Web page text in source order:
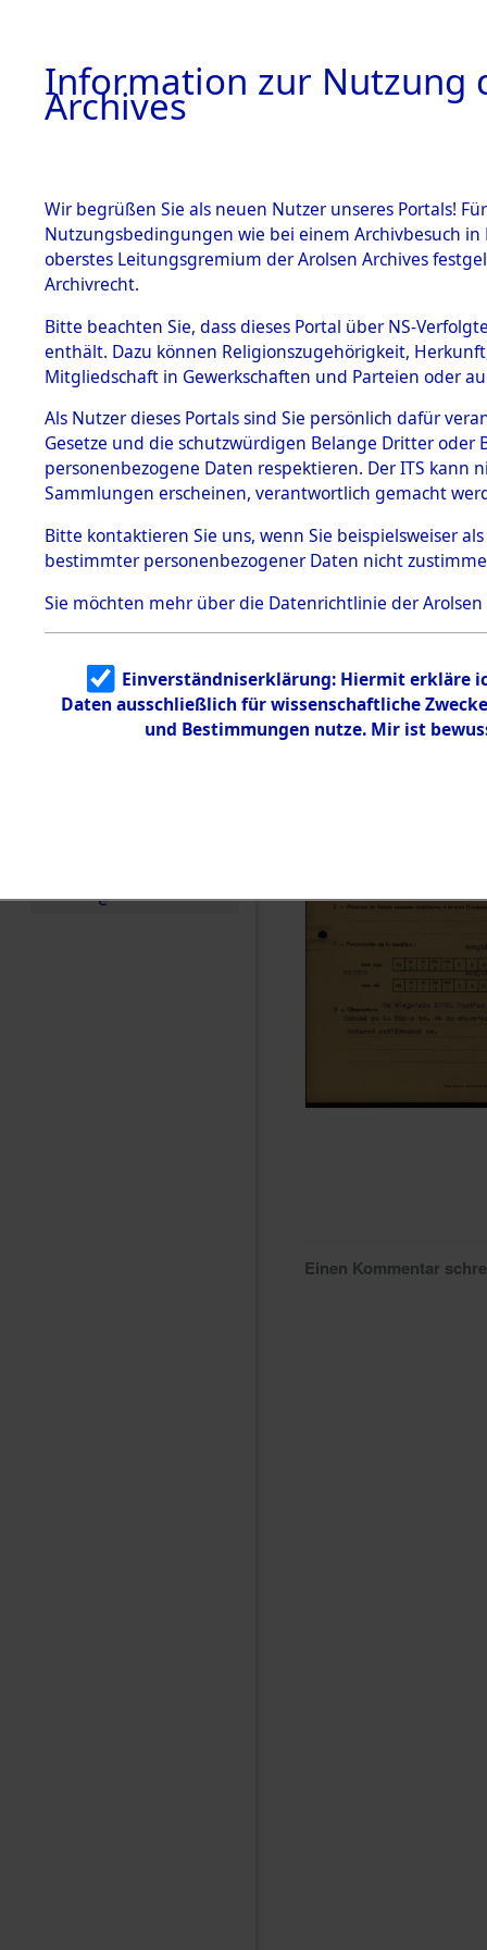
BESTÄNDE
1.
mente
5. Verschiedenes
5.3
Todesmärsche
5.3.1 Alliierte
Erhebungen
zu
Todesmärsch
en
5.3.2
Identifizierun
g
5.3.3
Todesmärsch
e
Einen Kommentar
Information zur Nutzung
Archives
Wir begrüßen Sie als neuen Nutzer unseres Portals!
Nutzungsbedingungen wie bei einem Archivbesuch
oberstes Leitungsgremium der Arolsen Archives
Archivrecht.
Bitte beachten Sie, dass dieses Portal über NS-
enthält. Dazu können Religionszugehörigkeit,
Mitgliedschaft in Gewerkschaften und Parteien oder
Als Nutzer dieses Portals sind Sie persönlich dafür
Gesetze und die schutzwürdigen Belange Dritter
personenbezogene Daten respektieren. Der ITS
Sammlungen erscheinen, verantwortlich gemacht
Bitte kontaktieren Sie uns, wenn Sie beispielsweiser
bestimmter personenbezogener Daten nicht
Sie möchten mehr über die Datenrichtlinie der Arolsen
Einverständniserklärung: Hiermit erkläre
Daten ausschließlich für wissenschaftliche
und Bestimmungen nutze. Mir ist